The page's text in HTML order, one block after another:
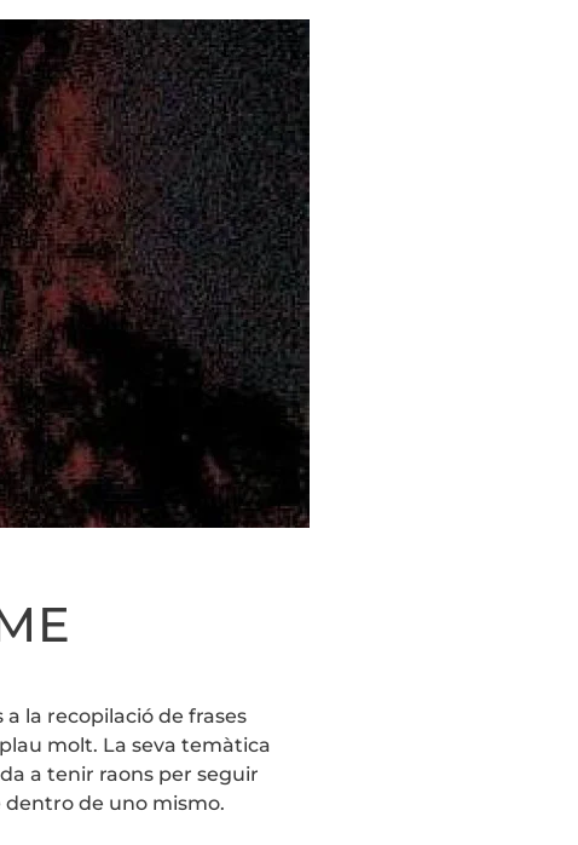
la recopilació de frases
molt. La seva temàtica
a tenir raons per seguir
dentro de uno mismo.